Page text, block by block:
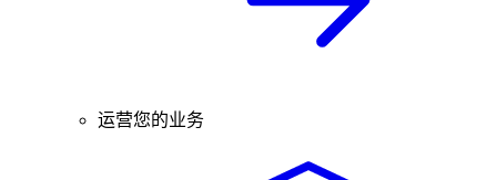
运营您的业务